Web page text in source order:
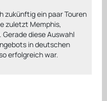
zukünftig ein paar Touren
zuletzt Memphis,
diese Auswahl
in deutschen
erfolgreich war.